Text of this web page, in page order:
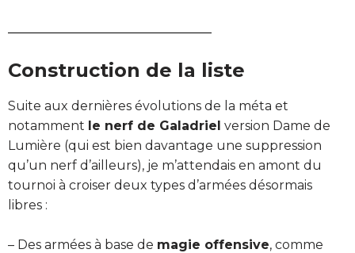
Construction de la liste
Suite aux dernières évolutions de la méta et
notamment le nerf de Galadriel version Dame de
Lumière (qui est bien davantage une suppression
qu’un nerf d’ailleurs), je m’attendais en amont du
tournoi à croiser deux types d’armées désormais
libres :
– Des armées à base de magie offensive, comme